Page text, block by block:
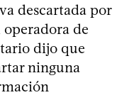
descartada por
de
dijo que
ninguna